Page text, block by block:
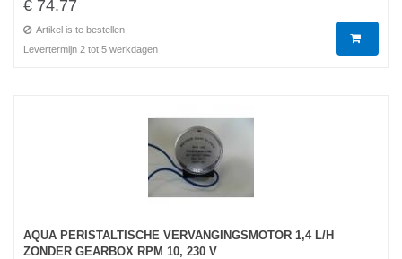
€ 74.77
Artikel is te bestellen
Levertermijn 2 tot 5 werkdagen
AQUA PERISTALTISCHE VERVANGINGSMOTOR 1,4 L/H
ZONDER GEARBOX RPM 10, 230 V